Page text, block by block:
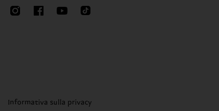
Informativa sulla privacy